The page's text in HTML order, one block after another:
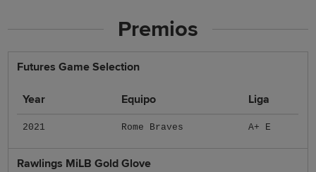
Premios
Futures Game Selection
Year Equipo Liga
2021 Rome Braves A+ E
Rawlings MiLB Gold Glove